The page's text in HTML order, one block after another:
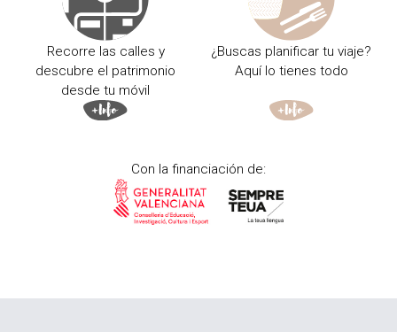
Recorre las calles y
descubre el patrimonio
desde tu móvil
¿Buscas planificar tu viaje?
Aquí lo tienes todo
Con la financiación de: